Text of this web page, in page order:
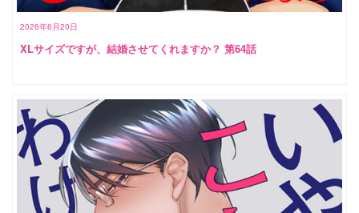
2026年6月20日
XLサイズですが、結婚させてくれますか？ 第64話